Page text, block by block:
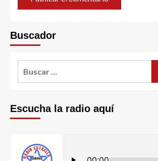
Buscador
Escucha la radio aquí